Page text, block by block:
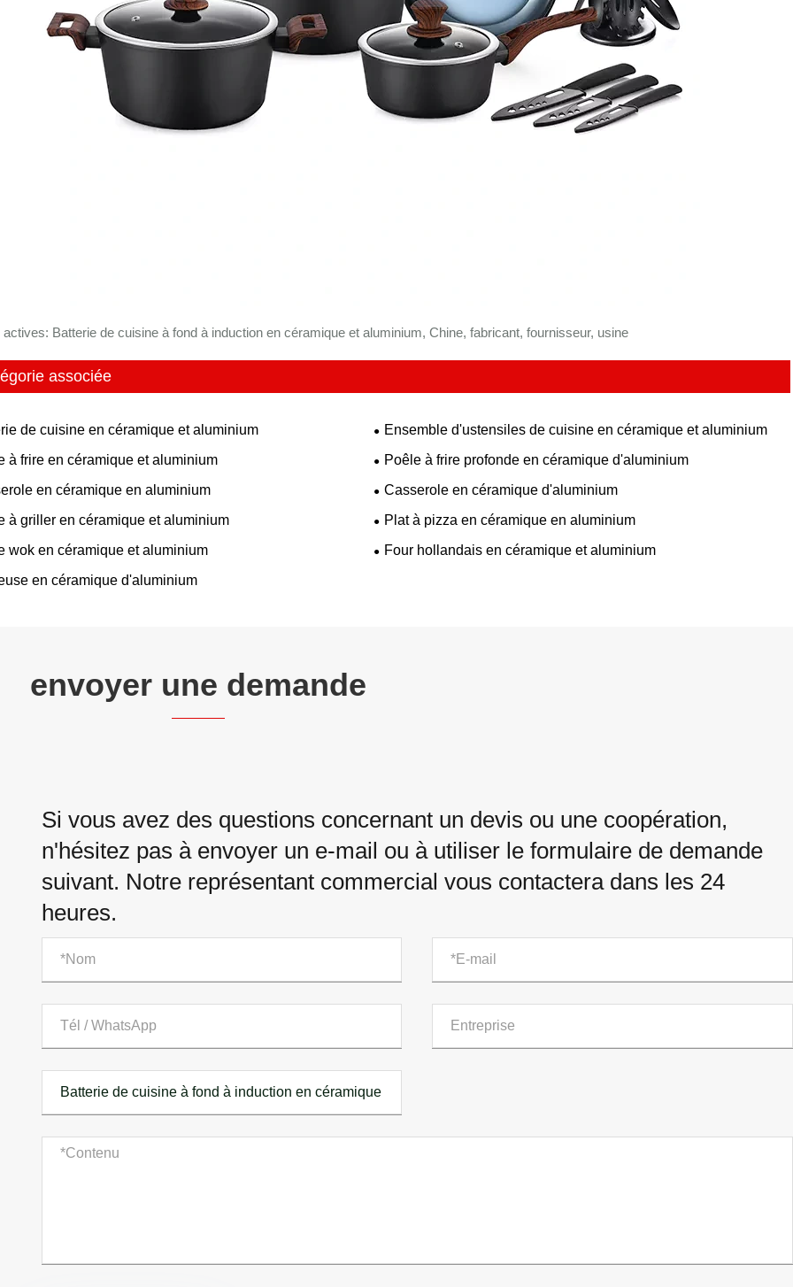
actives: Batterie de cuisine à fond à induction en céramique et aluminium, Chine, fabricant, fournisseur, usine
associée
de cuisine en céramique et aluminium
Ensemble d'ustensiles de cuisine en céramique et aluminium
à frire en céramique et aluminium
Poêle à frire profonde en céramique d'aluminium
en céramique en aluminium
Casserole en céramique d'aluminium
à griller en céramique et aluminium
Plat à pizza en céramique en aluminium
wok en céramique et aluminium
Four hollandais en céramique et aluminium
en céramique d'aluminium
envoyer une demande
Si vous avez des questions concernant un devis ou une coopération,
n'hésitez pas à envoyer un e-mail ou à utiliser le formulaire de demande
suivant. Notre représentant commercial vous contactera dans les 24
heures.